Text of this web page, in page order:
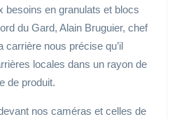
besoins en granulats et blocs
du Gard, Alain Bruguier, chef
carrière nous précise qu’il
locales dans un rayon de
de produit.
nos caméras et celles de